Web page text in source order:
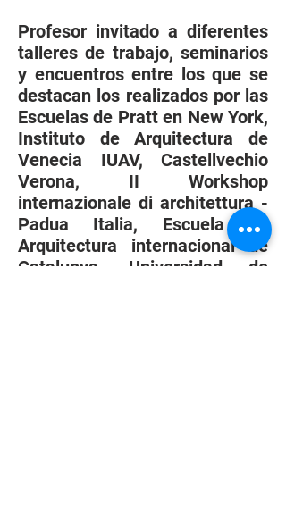
Profesor invitado a diferentes
talleres de trabajo, seminarios
y encuentros entre los que se
destacan los realizados por las
Escuelas de Pratt en New York,
Instituto de Arquitectura de
Venecia IUAV, Castellvechio
Verona, II Workshop
internazionale di architettura -
Padua Italia, Escuela de
Arquitectura internacional de
Catalunya, Universidad de